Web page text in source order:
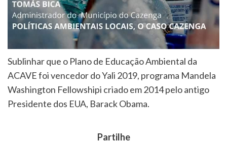
Sublinhar que o Plano de Educação Ambiental da
ACAVE foi vencedor do Yali 2019, programa Mandela
Washington Fellowshipi criado em 2014 pelo antigo
Presidente dos EUA, Barack Obama.
Partilhe